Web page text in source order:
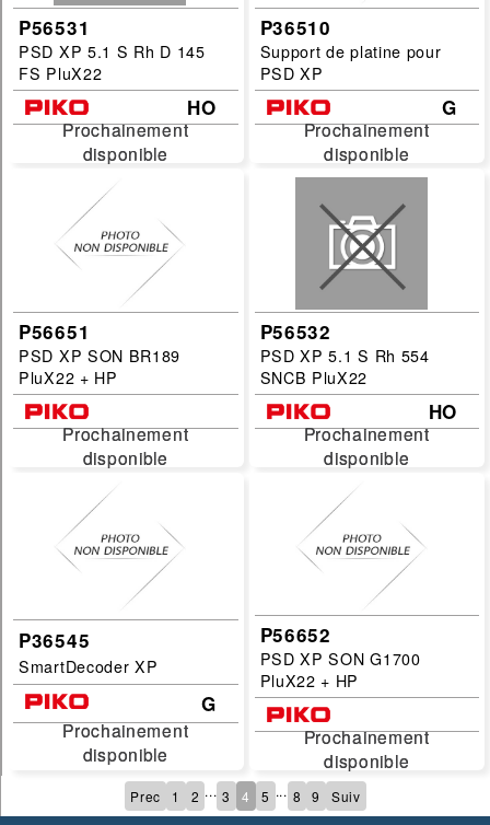
P56531
PSD XP 5.1 S Rh D 145
FS PluX22
HO
Prochainement
disponible
Prochainement
disponible
P36510
Support de platine pour
PSD XP
G
Prochainement
disponible
Prochainement
disponible
P56651
PSD XP SON BR189
PluX22 + HP
Prochainement
disponible
Prochainement
disponible
P56532
PSD XP 5.1 S Rh 554
SNCB PluX22
HO
Prochainement
disponible
Prochainement
disponible
P36545
SmartDecoder XP
G
Prochainement
disponible
Prochainement
disponible
P56652
PSD XP SON G1700
PluX22 + HP
Prochainement
disponible
Prochainement
disponible
Prec 1 2 ... 3 4 5 ... 8 9 Suiv